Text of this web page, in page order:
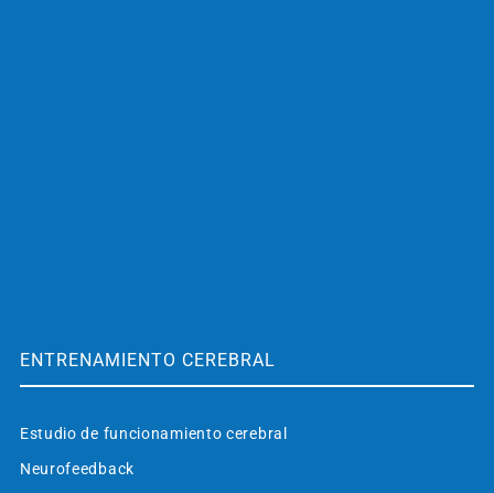
ENTRENAMIENTO CEREBRAL
Estudio de funcionamiento cerebral
Neurofeedback